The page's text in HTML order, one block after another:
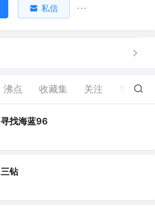
私信
沸点 收藏集 关注 0
寻找海蓝96
三钻